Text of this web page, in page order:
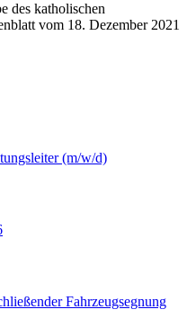
des katholischen
vom 18. Dezember 2021
(m/w/d)
Fahrzeugsegnung